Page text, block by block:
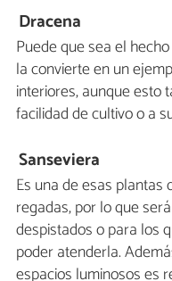
Dracena
Puede que sea el
la convierte en un
interiores, aunque esto
facilidad de cultivo o a
Sanseviera
Es una de esas
regadas, por lo que
despistados o para los
poder atenderla.
espacios luminosos es